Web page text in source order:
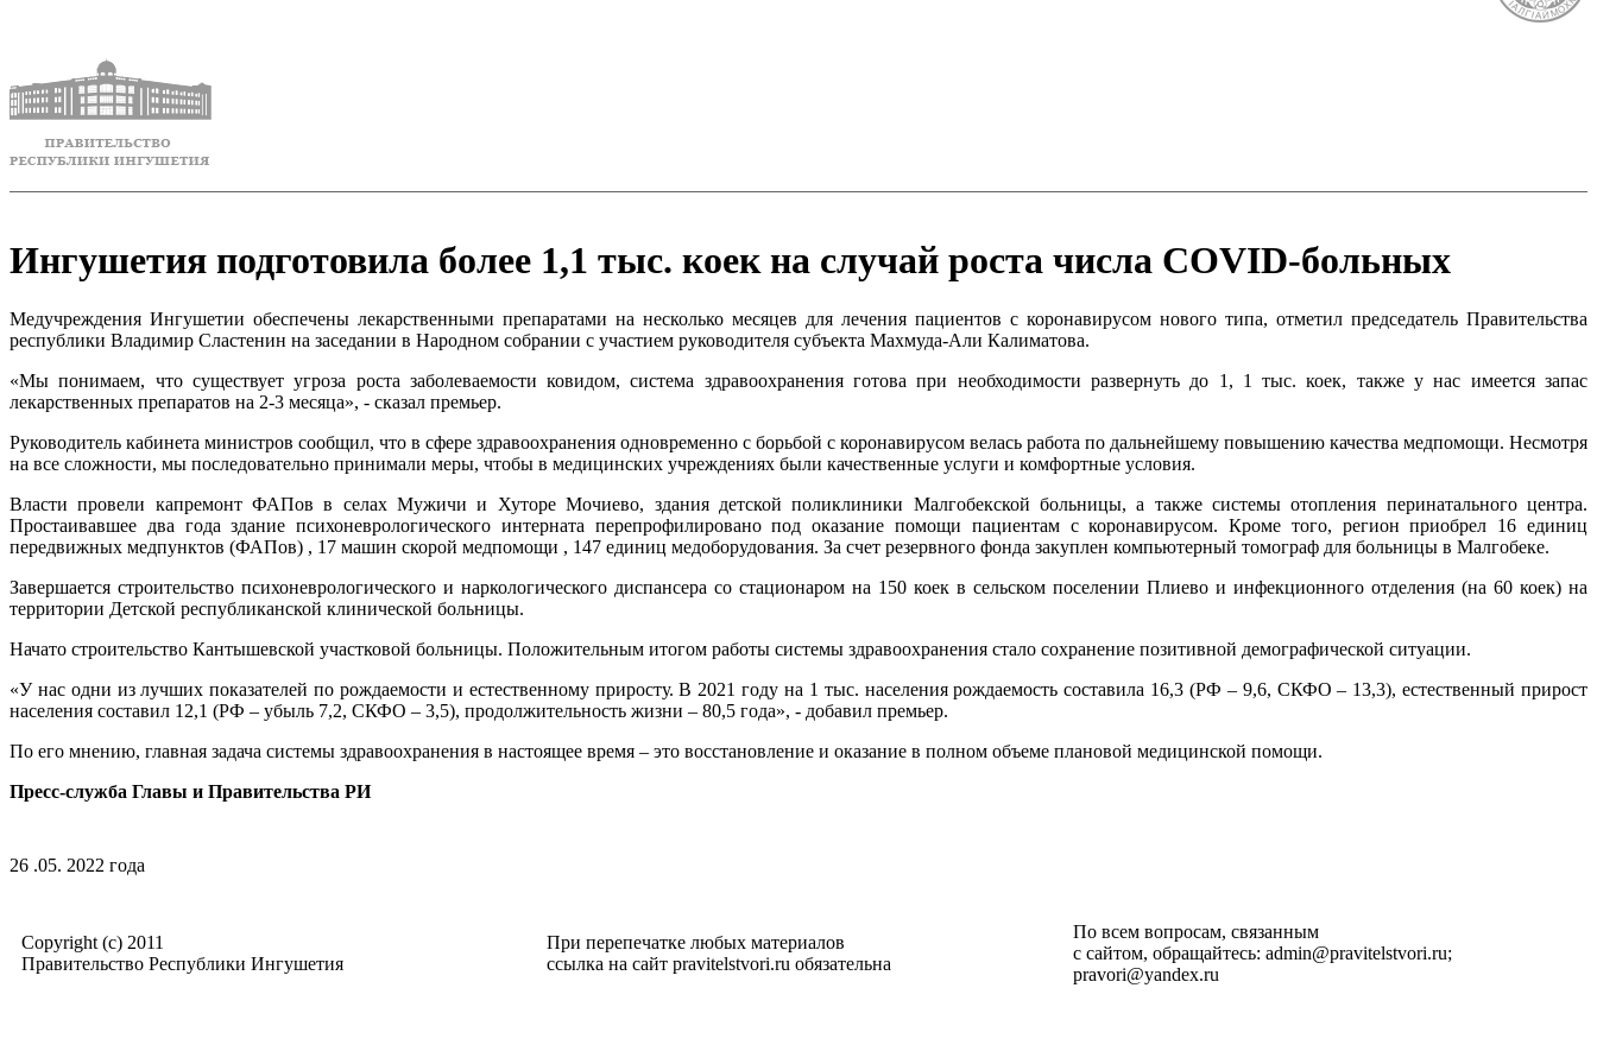
Ингушетия подготовила более 1,1 тыс. коек на случай роста числа COVID-больных
Медучреждения Ингушетии обеспечены лекарственными препаратами на несколько месяцев для лечения пациентов с коронавирусом нового типа, отметил председатель Правительства
республики Владимир Сластенин на заседании в Народном собрании с участием руководителя субъекта Махмуда-Али Калиматова.
«Мы понимаем, что существует угроза роста заболеваемости ковидом, система здравоохранения готова при необходимости развернуть до 1, 1 тыс. коек, также у нас имеется запас
лекарственных препаратов на 2-3 месяца», - сказал премьер.
Руководитель кабинета министров сообщил, что в сфере здравоохранения одновременно с борьбой с коронавирусом велась работа по дальнейшему повышению качества медпомощи. Несмотря
на все сложности, мы последовательно принимали меры, чтобы в медицинских учреждениях были качественные услуги и комфортные условия.
Власти провели капремонт ФАПов в селах Мужичи и Хуторе Мочиево, здания детской поликлиники Малгобекской больницы, а также системы отопления перинатального центра.
Простаивавшее два года здание психоневрологического интерната перепрофилировано под оказание помощи пациентам с коронавирусом. Кроме того, регион приобрел 16 единиц
передвижных медпунктов (ФАПов) , 17 машин скорой медпомощи , 147 единиц медоборудования. За счет резервного фонда закуплен компьютерный томограф для больницы в Малгобеке.
Завершается строительство психоневрологического и наркологического диспансера со стационаром на 150 коек в сельском поселении Плиево и инфекционного отделения (на 60 коек) на
территории Детской республиканской клинической больницы.
Начато строительство Кантышевской участковой больницы. Положительным итогом работы системы здравоохранения стало сохранение позитивной демографической ситуации.
«У нас одни из лучших показателей по рождаемости и естественному приросту. В 2021 году на 1 тыс. населения рождаемость составила 16,3 (РФ – 9,6, СКФО – 13,3), естественный прирост
населения составил 12,1 (РФ – убыль 7,2, СКФО – 3,5), продолжительность жизни – 80,5 года», - добавил премьер.
По его мнению, главная задача системы здравоохранения в настоящее время – это восстановление и оказание в полном объеме плановой медицинской помощи.
Пресс-служба Главы и Правительства РИ
26 .05. 2022 года
Copyright (c) 2011
Правительство Республики Ингушетия
При перепечатке любых материалов
ссылка на сайт pravitelstvori.ru обязательна
По всем вопросам, связанным
с сайтом, обращайтесь: admin@pravitelstvori.ru;
pravori@yandex.ru